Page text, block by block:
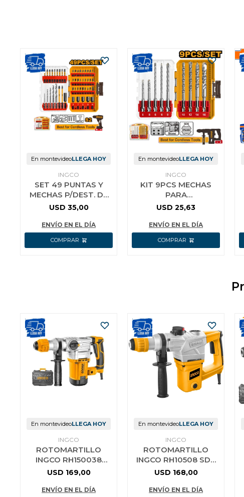
En montevideoLLEGA HOY
INGCO
SET 49 PUNTAS Y
MECHAS P/DEST. DE
IMPAC INGCO
USD 35,00
ENVÍO EN EL DÍA
En montevideoLLEGA HOY
INGCO
KIT 9PCS MECHAS
PARA
ROTOMARTILLO SDS
AKDL30906
USD 25,63
ENVÍO EN EL DÍA
En montevideoLLEGA HOY
INGCO
ROTOMARTILLO
INGCO RH150038
1500W 850RPM 5 5J
USD 169,00
ENVÍO EN EL DÍA
En montevideoLLEGA HOY
INGCO
ROTOMARTILLO
INGCO RH10508 SDS
PLUS 1050W 900RPM
USD 168,00
ENVÍO EN EL DÍA